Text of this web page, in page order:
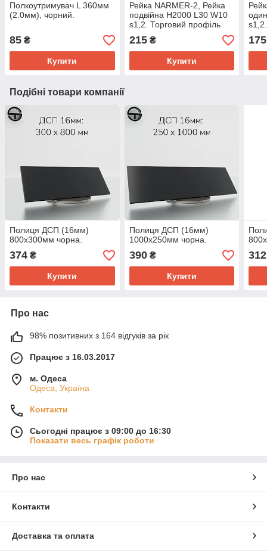
Полкоутримувач L 360мм
(2.0мм), чорний.
85 ₴
Купити
Рейка NARMER-2, Рейка
подвійна H2000 L30 W10
s1,2. Торговий профіль
для полиць, металевий
настінний стелаж
215₴
Купити
175
Подібні товари компанії
Полиця ДСП (16мм)
800х300мм чорна.
374 ₴
Купити
Полиця ДСП (16мм)
1000х250мм чорна.
390₴
Купити
312
Про нас
98% позитивних з 164 відгуків за рік
Працює з 16.03.2017
м. Одеса
Одеса, Україна
Контакти
Сьогодні працює з 09:00 до 16:30
Показати весь графік роботи
Про нас
Контакти
Доставка та оплата